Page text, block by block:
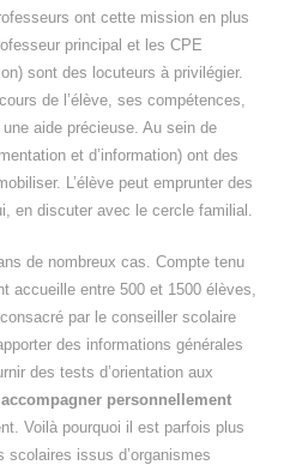
ont cette mission en plus
principal et les CPE
sont des locuteurs à privilégier.
de l’élève, ses compétences,
aide précieuse. Au sein de
et d’information) ont des
L’élève peut emprunter des
en discuter avec le cercle familial.
de nombreux cas. Compte tenu
accueille entre 500 et 1500 élèves,
par le conseiller scolaire
des informations générales
des tests d’orientation aux
personnellement
Voilà pourquoi il est parfois plus
issus d’organismes